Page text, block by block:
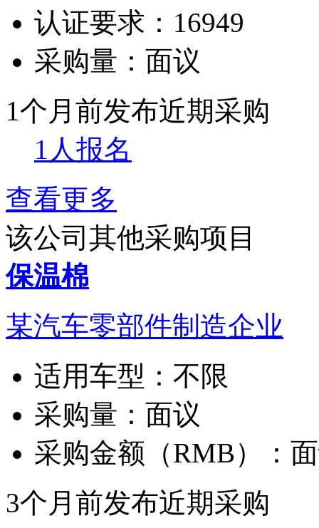
认证要求： 16949
采购量： 面议
1个月前发布近期采购
1人报名
查看更多
该公司其他采购项目
保温棉
某汽车零部件制造企业
适用车型： 不限
采购量： 面议
采购金额（RMB）：
3个月前发布近期采购